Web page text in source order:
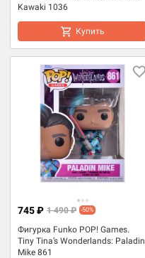
Kawaki 1036
Купить
Фигурка Funko POP! Games.
Tiny Tina’s Wonderlands: Paladin
Mike 861
745 ₽ 1 490 ₽ -50%